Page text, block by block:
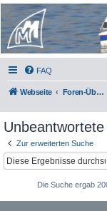
Micro Magic
Deutschland
FAQ
Webseite Foren-Übersicht
Zur erweiterten Suche
Die Suche ergab